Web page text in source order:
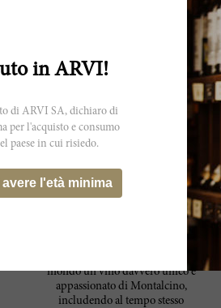
compensates with a good dose of that
fruit richness that defines this
classic vintage. This is a 30,000-bottle release.
Questa joint venture tra due delle
figure principali del mondo del
vino, Vittorio Frescobaldi e Robert
Mondavi, è iniziata nei primi anni
mondo un vino davvero unico e
appassionato di Montalcino,
includendo al tempo stesso
in ARVI!
di ARVI SA, dichiaro di
per l'acquisto e consumo
paese in cui risiedo.
l'età minima